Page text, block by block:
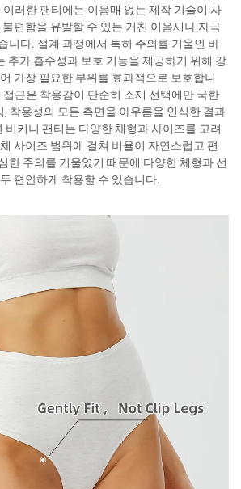
러한 팬티에는 이음매 없는 제작 기술이 사
편함을 유발할 수 있는 거친 이음새나 자극
니다. 설계 과정에서 특히 주의를 기울인 바
추가 흡수성과 보호 기능을 제공하기 위해 강
가장 필요한 부위를 효과적으로 보호합니
근은 착용감이 단순히 소재 선택에만 국한
, 착용성의 모든 측면을 아우름을 인식한 결과
비키니 팬티는 다양한 체형과 사이즈를 고려
사이즈 범위에 걸쳐 비율이 자연스럽고 편
한 주의를 기울였기 때문에 다양한 체형과 선
편안하게 착용할 수 있습니다.